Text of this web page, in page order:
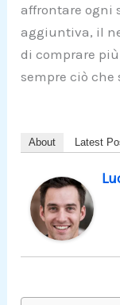
affrontare ogni
aggiuntiva, il
di comprare
sempre ciò che
About Latest